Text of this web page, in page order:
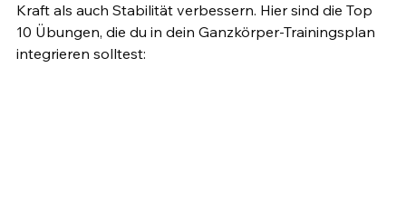
Kraft als auch Stabilität verbessern. Hier sind die Top
10 Übungen, die du in dein Ganzkörper-Trainingsplan
integrieren solltest: